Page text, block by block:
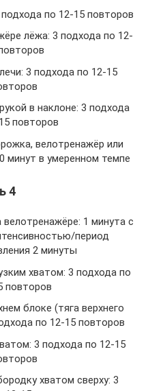
по 12-15 повторов
лёжа: 3 подхода по 12-
3 подхода по 12-15
в наклоне: 3 подхода
повторов
велотренажёр или
минут в умеренном темпе
4
1 минута с
период
2 минуты
хватом: 3 подхода по
повторов
блоке (тяга верхнего
по 12-15 повторов
3 подхода по 12-15
хватом сверху: 3